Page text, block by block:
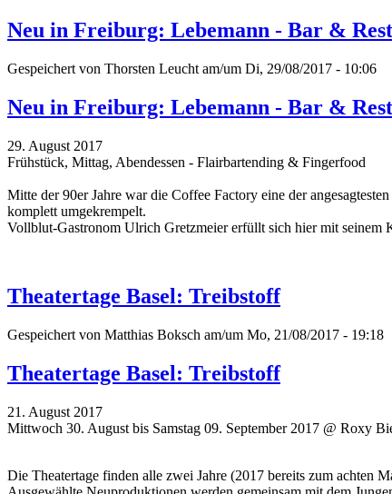
Neu in Freiburg: Lebemann - Bar &
Gespeichert von Thorsten Leucht am/um Di, 29/08/2017 - 10:06
Neu in Freiburg: Lebemann - Bar &
29. August 2017
Frühstück, Mittag, Abendessen - Flairbartending & Fingerfood
Mitte der 90er Jahre war die Coffee Factory eine der
komplett umgekrempelt.
Vollblut-Gastronom Ulrich Gretzmeier erfüllt sich hier mit seinem
Theatertage Basel: Treibstoff
Gespeichert von Matthias Boksch am/um Mo, 21/08/2017 - 19:18
Theatertage Basel: Treibstoff
21. August 2017
Mittwoch 30. August bis Samstag 09. September 2017 @ Roxy
Die Theatertage finden alle zwei Jahre (2017 bereits zum achten